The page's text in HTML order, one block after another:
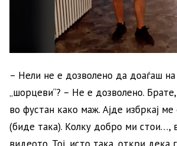
– Нели не е дозволено да доаѓаш
„шорцеви“? – Не е дозволено.
во фустан како маж. Ајде избркај ме
(биде така). Колку добро ми стои…,